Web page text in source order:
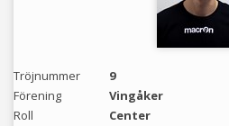
Tröjnummer
9
Förening
Vingåker
Roll
Center